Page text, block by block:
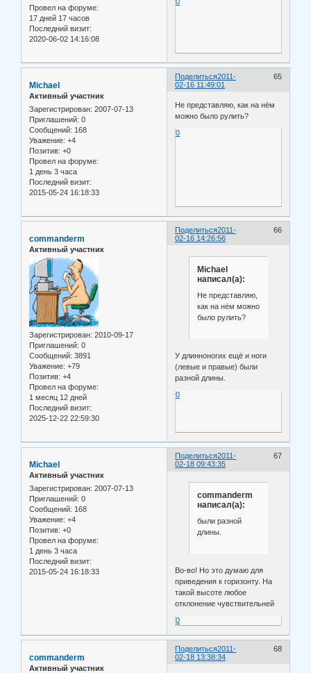
Провел на форуме:
17 дней 17 часов
Последний визит:
2020-06-02 14:16:08
Поделиться 65
2011-
02-16 11:49:01
Michael
Активный участник
Зарегистрирован: 2007-07-13
Приглашений: 0
Сообщений: 168
Уважение: +4
Позитив: +0
Провел на форуме:
1 день 3 часа
Последний визит:
2015-05-24 16:18:33
Не представляю, как на нём
можно было рулить?
0
Поделиться 66
2011-
02-16 14:26:56
commanderm
Активный участник
Зарегистрирован: 2010-09-17
Приглашений: 0
Сообщений: 3891
Уважение: +79
Позитив: +4
Провел на форуме:
1 месяц 12 дней
Последний визит:
2025-12-22 22:59:30
Michael
написал(а):
Не представляю,
как на нём можно
было рулить?
У длинноногих ещё и ноги
(левые и правые) были
разной длины.
0
Поделиться 67
2011-
02-18 09:43:35
Michael
Активный участник
Зарегистрирован: 2007-07-13
Приглашений: 0
Сообщений: 168
Уважение: +4
Позитив: +0
Провел на форуме:
1 день 3 часа
Последний визит:
2015-05-24 16:18:33
commanderm
написал(а):
были разной
длины.
Во-во! Но это думаю для
приведения к горизонту. На
такой высоте любое
отклонение чувствительней
0
Поделиться 68
2011-
02-18 13:38:34
commanderm
Активный участник